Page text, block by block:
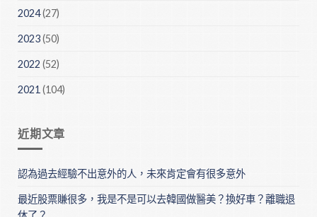
2024(27)
2023(50)
2022 (52)
2021 (104)
近期文章
認為過去經驗不出意外的人，未來肯定會有很多意外
最近股票賺很多，我是不是可以去韓國做醫美？換好車？離職退